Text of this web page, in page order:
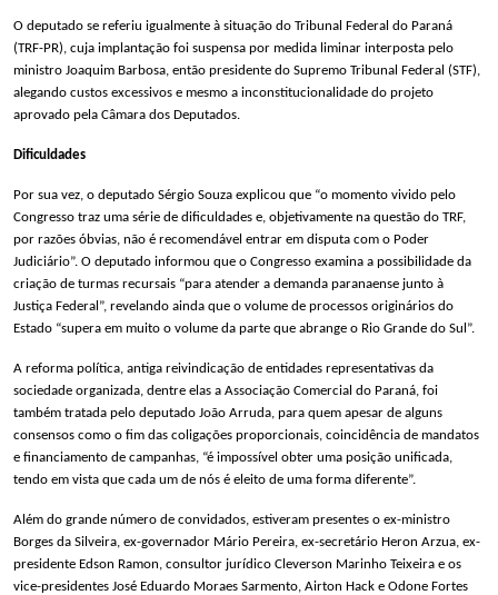
O deputado se referiu igualmente à situação do Tribunal Federal do Paraná
(TRF-PR), cuja implantação foi suspensa por medida liminar interposta pelo
ministro Joaquim Barbosa, então presidente do Supremo Tribunal Federal (STF),
alegando custos excessivos e mesmo a inconstitucionalidade do projeto
aprovado pela Câmara dos Deputados.
Dificuldades
Por sua vez, o deputado Sérgio Souza explicou que “o momento vivido pelo
Congresso traz uma série de dificuldades e, objetivamente na questão do TRF,
por razões óbvias, não é recomendável entrar em disputa com o Poder
Judiciário”. O deputado informou que o Congresso examina a possibilidade da
criação de turmas recursais “para atender a demanda paranaense junto à
Justiça Federal”, revelando ainda que o volume de processos originários do
Estado “supera em muito o volume da parte que abrange o Rio Grande do Sul”.
A reforma política, antiga reivindicação de entidades representativas da
sociedade organizada, dentre elas a Associação Comercial do Paraná, foi
também tratada pelo deputado João Arruda, para quem apesar de alguns
consensos como o fim das coligações proporcionais, coincidência de mandatos
e financiamento de campanhas, “é impossível obter uma posição unificada,
tendo em vista que cada um de nós é eleito de uma forma diferente”.
Além do grande número de convidados, estiveram presentes o ex-ministro
Borges da Silveira, ex-governador Mário Pereira, ex-secretário Heron Arzua, ex-
presidente Edson Ramon, consultor jurídico Cleverson Marinho Teixeira e os
vice-presidentes José Eduardo Moraes Sarmento, Airton Hack e Odone Fortes